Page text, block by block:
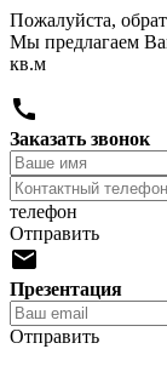
Пожалуйста,
Мы предлагаем
кв.м

Заказать звонок
телефон
Отправить

Презентация
Отправить